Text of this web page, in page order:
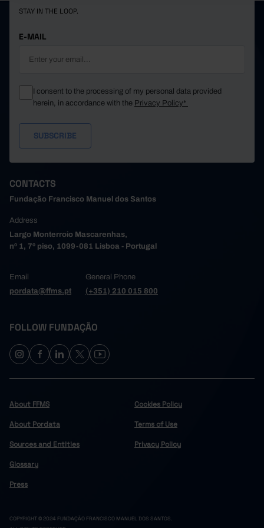
STAY IN THE LOOP.
E-MAIL
I consent to the processing of my personal data provided
herein, in accordance with the Privacy Policy*
CONTACTS
Fundação Francisco Manuel dos Santos
Address
Largo Monterroio Mascarenhas,
nº 1, 7º piso, 1099-081 Lisboa - Portugal
Email
pordata@ffms.pt
General Phone
(+351) 210 015 800
FOLLOW FUNDAÇÃO
About FFMS
About Pordata
Sources and Entities
Glossary
Press
Cookies Policy
Terms of Use
Privacy Policy
COPYRIGHT © 2024 FUNDAÇÃO FRANCISCO MANUEL DOS SANTOS.